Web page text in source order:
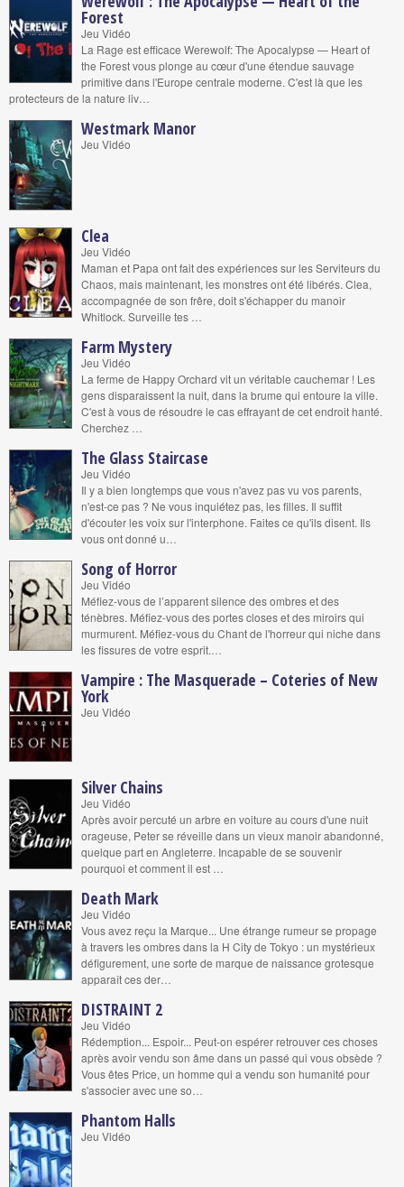
Forest
Jeu Vidéo
La Rage est efficace Werewolf: The Apocalypse — Heart of
the Forest vous plonge au cœur d'une étendue sauvage
primitive dans l'Europe centrale moderne. C'est là que les
protecteurs de la nature liv…
Westmark Manor
Jeu Vidéo
Clea
Jeu Vidéo
Maman et Papa ont fait des expériences sur les Serviteurs du
Chaos, mais maintenant, les monstres ont été libérés. Clea,
accompagnée de son frêre, doit s'échapper du manoir
Whitlock. Surveille tes …
Farm Mystery
Jeu Vidéo
La ferme de Happy Orchard vit un véritable cauchemar ! Les
gens disparaissent la nuit, dans la brume qui entoure la ville.
C'est à vous de résoudre le cas effrayant de cet endroit hanté.
Cherchez …
The Glass Staircase
Jeu Vidéo
Il y a bien longtemps que vous n'avez pas vu vos parents,
n'est-ce pas ? Ne vous inquiétez pas, les filles. Il suffit
d'écouter les voix sur l'interphone. Faites ce qu'ils disent. Ils
vous ont donné u…
Song of Horror
Jeu Vidéo
Méfiez-vous de l’apparent silence des ombres et des
ténèbres. Méfiez-vous des portes closes et des miroirs qui
murmurent. Méfiez-vous du Chant de l'horreur qui niche dans
les fissures de votre esprit.…
Vampire : The Masquerade – Coteries of New
York
Jeu Vidéo
Silver Chains
Jeu Vidéo
Après avoir percuté un arbre en voiture au cours d'une nuit
orageuse, Peter se réveille dans un vieux manoir abandonné,
quelque part en Angleterre. Incapable de se souvenir
pourquoi et comment il est …
Death Mark
Jeu Vidéo
Vous avez reçu la Marque... Une étrange rumeur se propage
à travers les ombres dans la H City de Tokyo : un mystérieux
défigurement, une sorte de marque de naissance grotesque
apparaît ces der…
DISTRAINT 2
Jeu Vidéo
Rédemption... Espoir... Peut-on espérer retrouver ces choses
après avoir vendu son âme dans un passé qui vous obsède ?
Vous êtes Price, un homme qui a vendu son humanité pour
s'associer avec une so…
Phantom Halls
Jeu Vidéo